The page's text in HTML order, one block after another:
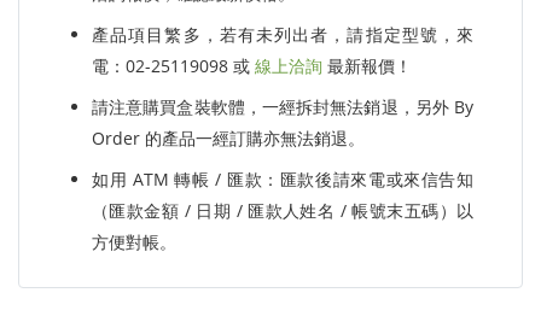
產品項目繁多，若有未列出者，請指定型號，來
電：02-25119098 或 線上洽詢 最新報價！
請注意購買盒裝軟體，一經拆封無法銷退，另外 By
Order 的產品一經訂購亦無法銷退。
如用 ATM 轉帳 / 匯款：匯款後請來電或來信告知
（匯款金額 / 日期 / 匯款人姓名 / 帳號末五碼）以
方便對帳。